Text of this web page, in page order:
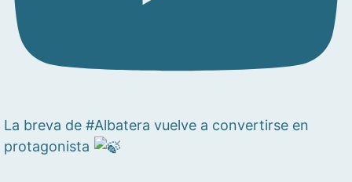
La breva de #Albatera vuelve a convertirse en
protagonista